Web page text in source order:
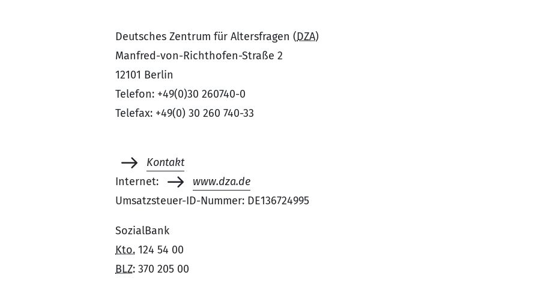
Deutsches Zentrum für Altersfragen (DZA)
Manfred-von-Richthofen-Straße 2
12101 Berlin
Telefon: +49(0)30 260740-0
Telefax: +49(0) 30 260 740-33
Kontakt
Internet:
www.dza.de
Umsatzsteuer-ID-Nummer: DE136724995
SozialBank
Kto. 124 54 00
BLZ: 370 205 00